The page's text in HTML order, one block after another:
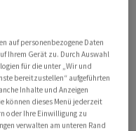
Dow Jones
um 0,47 Prozent auf
S&P 500 gewann
der Nasdaq
Punkte nachgab.
auf personenbezogene Daten
Ihrem Gerät zu. Durch Auswahl
für die unter „Wir und
bereitzustellen“ aufgeführten
Inhalte und Anzeigen
können dieses Menü jederzeit
oder Ihre Einwilligung zu
verwalten am unteren Rand